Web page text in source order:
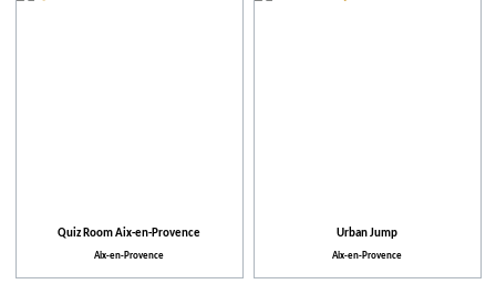
Quiz Room Aix-en-Provence
Aix-en-Provence
Urban Jump
Aix-en-Provence